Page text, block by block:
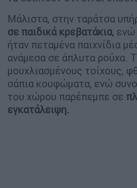
Μάλιστα, στην ταράτσα
σε παιδικά κρεβατάκια,
ήταν πεταμένα παιχνίδια
ανάμεσα σε άπλυτα ρούχα.
μουχλιασμένους τοίχους,
σάπια κουφώματα, ενώ
του χώρου παρέπεμπε σε
εγκατάλειψη.